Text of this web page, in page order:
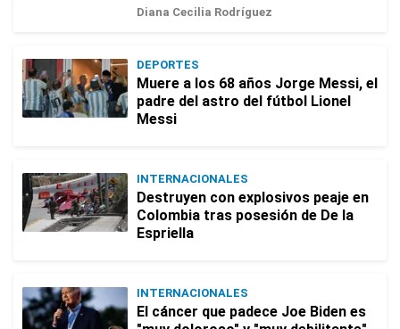
Diana Cecilia Rodríguez
DEPORTES
Muere a los 68 años Jorge Messi, el
padre del astro del fútbol Lionel
Messi
INTERNACIONALES
Destruyen con explosivos peaje en
Colombia tras posesión de De la
Espriella
INTERNACIONALES
El cáncer que padece Joe Biden es